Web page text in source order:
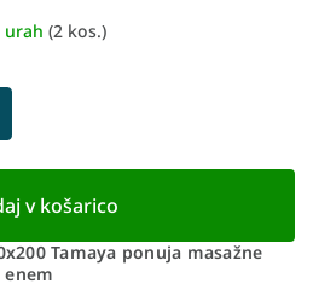
urah (2 kos.)
v košarico
Tamaya ponuja masažne